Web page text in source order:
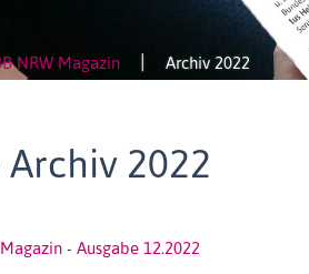
NRW Magazin Archiv 2022
Archiv 2022
- Ausgabe 12.2022